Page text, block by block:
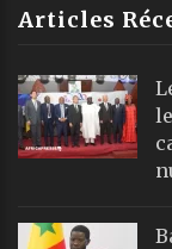
Articles